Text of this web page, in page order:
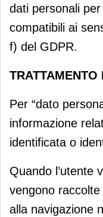
dati personali
compatibili ai
f) del GDPR.
TRATTAMENTO
Per “dato
informazione
identificata o
Quando l’utente
vengono
alla navigazione